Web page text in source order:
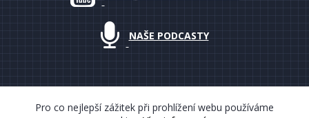
Pro co nejlepší zážitek při prohlížení webu používáme
NAŠE PODCASTY